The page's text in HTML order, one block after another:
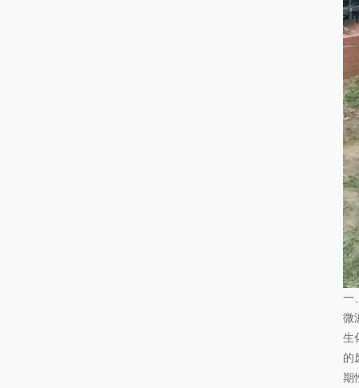
一
微
生
的
期